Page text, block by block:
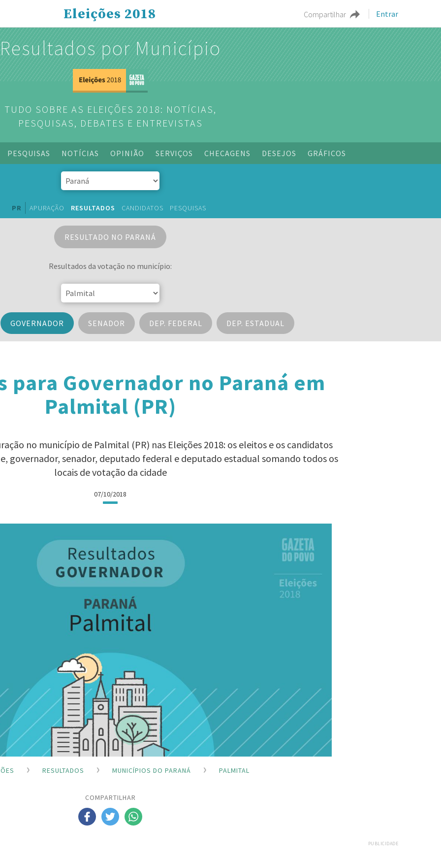
Compartilhar Entrar
Eleições 2018
Resultados por Município
TUDO SOBRE AS ELEIÇÕES 2018: NOTÍCIAS,
PESQUISAS, DEBATES E ENTREVISTAS
PESQUISAS NOTÍCIAS OPINIÃO SERVIÇOS CHECAGENS DESEJOS GRÁFICOS
PR APURAÇÃO RESULTADOS CANDIDATOS PESQUISAS
RESULTADO NO PARANÁ
Resultados da votação no município:
GOVERNADOR SENADOR DEP. FEDERAL DEP. ESTADUAL
para Governador no Paraná em
Palmital (PR)
no município de Palmital (PR) nas Eleições 2018: os eleitos e os candidatos
governador, senador, deputado federal e deputado estadual somando todos os
locais de votação da cidade
07/10/2018
RESULTADOS MUNICÍPIOS DO PARANÁ PALMITAL
COMPARTILHAR
PUBLICIDADE